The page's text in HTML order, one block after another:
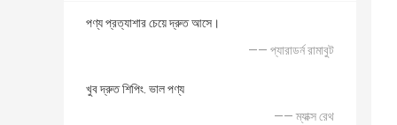
পণ্য প্রত্যাশার চেয়ে দ্রুত আসে।
—— প্যারাডর্ন রামাবুট
খুব দ্রুত শিপিং. ভাল পণ্য
—— ম্যাক্স রেথ